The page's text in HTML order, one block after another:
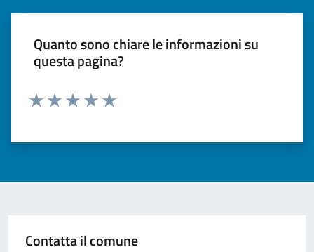
Quanto sono chiare le informazioni su
questa pagina?
Contatta il comune